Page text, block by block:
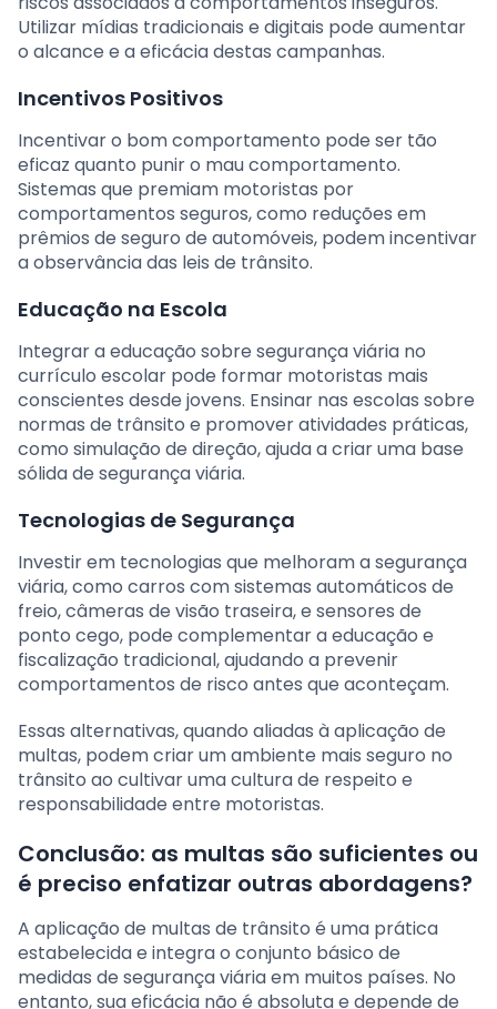
Utilizar mídias tradicionais e digitais pode aumentar
o alcance e a eficácia destas campanhas.
Incentivos Positivos
Incentivar o bom comportamento pode ser tão
eficaz quanto punir o mau comportamento.
Sistemas que premiam motoristas por
comportamentos seguros, como reduções em
prêmios de seguro de automóveis, podem incentivar
a observância das leis de trânsito.
Educação na Escola
Integrar a educação sobre segurança viária no
currículo escolar pode formar motoristas mais
conscientes desde jovens. Ensinar nas escolas sobre
normas de trânsito e promover atividades práticas,
como simulação de direção, ajuda a criar uma base
sólida de segurança viária.
Tecnologias de Segurança
Investir em tecnologias que melhoram a segurança
viária, como carros com sistemas automáticos de
freio, câmeras de visão traseira, e sensores de
ponto cego, pode complementar a educação e
fiscalização tradicional, ajudando a prevenir
comportamentos de risco antes que aconteçam.
Essas alternativas, quando aliadas à aplicação de
multas, podem criar um ambiente mais seguro no
trânsito ao cultivar uma cultura de respeito e
responsabilidade entre motoristas.
Conclusão: as multas são suficientes ou
é preciso enfatizar outras abordagens?
A aplicação de multas de trânsito é uma prática
estabelecida e integra o conjunto básico de
medidas de segurança viária em muitos países. No
entanto, sua eficácia não é absoluta e depende de